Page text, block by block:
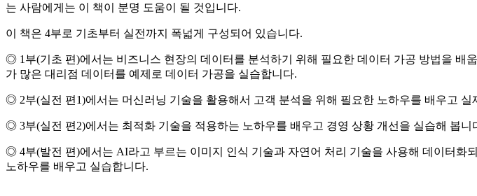
는 사람에게는 이 책이 분명 도움이 될 것입니다.
이 책은 4부로 기초부터 실전까지 폭넓게 구성되어 있습니다.
◎ 1부(기초 편)에서는 비즈니스 현장의 데이터를 분석하기 위해 필요한 데이터 가공 방법을 배
가 많은 대리점 데이터를 예제로 데이터 가공을 실습합니다.
◎ 2부(실전 편1)에서는 머신러닝 기술을 활용해서 고객 분석을 위해 필요한 노하우를 배우고
◎ 3부(실전 편2)에서는 최적화 기술을 적용하는 노하우를 배우고 경영 상황 개선을 실습해 봅니
◎ 4부(발전 편)에서는 AI라고 부르는 이미지 인식 기술과 자연어 처리 기술을 사용해 데이터
노하우를 배우고 실습합니다.